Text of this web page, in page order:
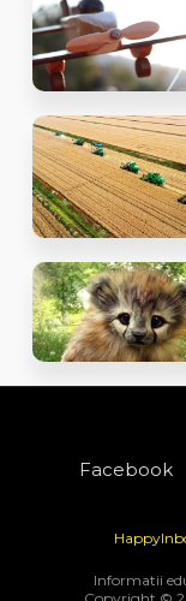
Facebook
Informatii